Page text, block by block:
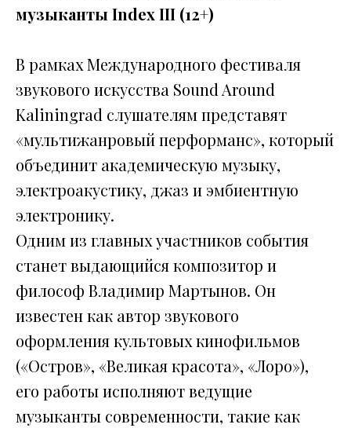
музыканты Index III (12+)
В рамках Международного фестиваля
звукового искусства Sound Around
Kaliningrad слушателям представят
«мультижанровый перформанс», который
объединит академическую музыку,
электроакустику, джаз и эмбиентную
электронику.
Одним из главных участников события
станет выдающийся композитор и
философ Владимир Мартынов. Он
известен как автор звукового
оформления культовых кинофильмов
(«Остров», «Великая красота», «Лоро»),
его работы исполняют ведущие
музыканты современности, такие как